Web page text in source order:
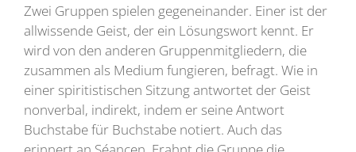
Zwei Gruppen spielen gegeneinander. Einer ist der
allwissende Geist, der ein Lösungswort kennt. Er
wird von den anderen Gruppenmitgliedern, die
zusammen als Medium fungieren, befragt. Wie in
einer spiritistischen Sitzung antwortet der Geist
nonverbal, indirekt, indem er seine Antwort
Buchstabe für Buchstabe notiert. Auch das